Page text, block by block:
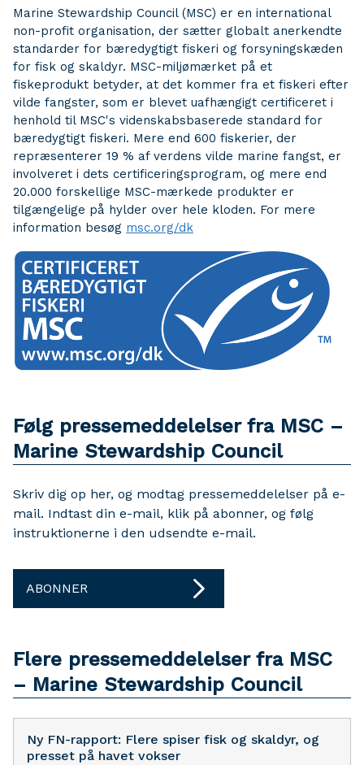
Marine Stewardship Council (MSC) er en international
non-profit organisation, der sætter globalt anerkendte
standarder for bæredygtigt fiskeri og forsyningskæden
for fisk og skaldyr. MSC-miljømærket på et
fiskeprodukt betyder, at det kommer fra et fiskeri efter
vilde fangster, som er blevet uafhængigt certificeret i
henhold til MSC's videnskabsbaserede standard for
bæredygtigt fiskeri. Mere end 600 fiskerier, der
repræsenterer 19 % af verdens vilde marine fangst, er
involveret i dets certificeringsprogram, og mere end
20.000 forskellige MSC-mærkede produkter er
tilgængelige på hylder over hele kloden. For mere
information besøg msc.org/dk
Følg pressemeddelelser fra MSC –
Marine Stewardship Council
Skriv dig op her, og modtag pressemeddelelser på e-
mail. Indtast din e-mail, klik på abonner, og følg
instruktionerne i den udsendte e-mail.
ABONNER
Flere pressemeddelelser fra MSC
– Marine Stewardship Council
Ny FN-rapport: Flere spiser fisk og skaldyr, og
presset på havet vokser